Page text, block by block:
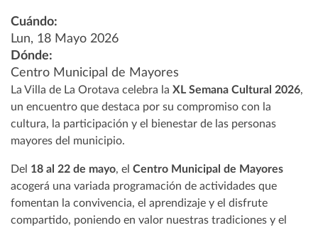
Cuándo:
Lun, 18 Mayo 2026
Dónde:
Centro Municipal de Mayores
La Villa de La Orotava celebra la XL Semana Cultural 2026,
un encuentro que destaca por su compromiso con la
cultura, la participación y el bienestar de las personas
mayores del municipio.
Del 18 al 22 de mayo, el Centro Municipal de Mayores
acogerá una variada programación de actividades que
fomentan la convivencia, el aprendizaje y el disfrute
compartido, poniendo en valor nuestras tradiciones y el